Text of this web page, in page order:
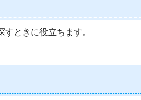
ときに役立ちます。